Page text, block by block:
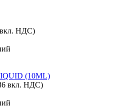
вкл. НДС)
(10ML)
вкл. НДС)